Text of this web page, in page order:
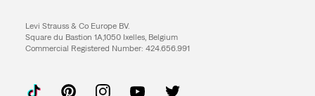
Levi Strauss & Co Europe BV.
Square du Bastion 1A,1050 Ixelles, Belgium
Commercial Registered Number: 424.656.991